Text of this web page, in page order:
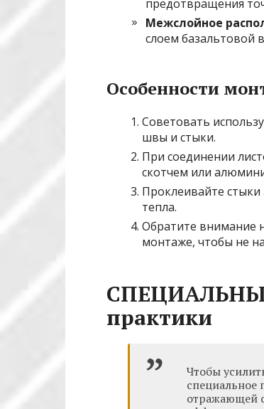
предотвращения
Межслойное
слоем базальтовой
Особенности
Советовать
швы и стыки.
При соединении
скотчем или
Проклеивайте
тепла.
Обратите внимание
монтаже, чтобы не
практики
Чтобы
отражающей